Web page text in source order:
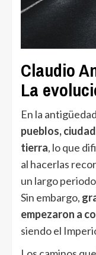
Claudio
La
En la
pueblos,
tierra, lo que
al hacerlas
un largo
Sin embargo,
empezaron a
siendo el